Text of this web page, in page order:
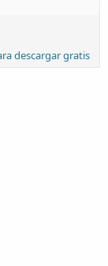
descargar gratis